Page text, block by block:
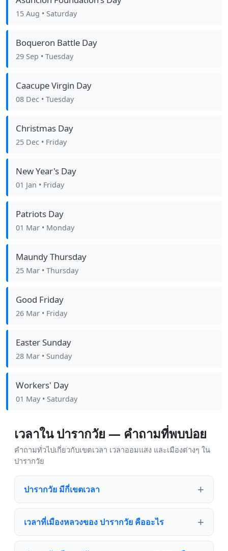
15 Aug • Saturday
Boqueron Battle Day
29 Sep • Tuesday
Caacupe Virgin Day
08 Dec • Tuesday
Christmas Day
25 Dec • Friday
New Year's Day
01 Jan • Friday
Patriots Day
01 Mar • Monday
Maundy Thursday
25 Mar • Thursday
Good Friday
26 Mar • Friday
Easter Sunday
28 Mar • Sunday
Workers' Day
01 May • Saturday
เวลาใน ปารากวัย — คำถามที่พบบ่อย
คำถามทั่วไปเกี่ยวกับเขตเวลา เวลาออมแสง และเมืองต่างๆ ใน
ปารากวัย
ปารากวัย มีกี่เขตเวลา
เวลาที่เมืองหลวงของ ปารากวัย คืออะไร